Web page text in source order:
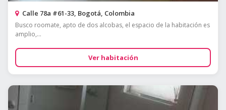
Calle 78a #61-33, Bogotá, Colombia
Busco roomate, apto de dos alcobas, el espacio de la habitación es
amplio,...
Ver habitación